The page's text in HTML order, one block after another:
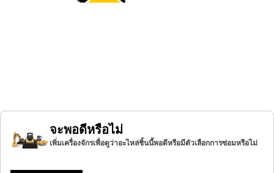
จะพอดีหรือไม่
เพิ่มเครื่องจักรเพื่อดูว่าอะไหล่ชิ้นนี้พอดีหรือมีตัวเลือกการซ่อมหรือไม่